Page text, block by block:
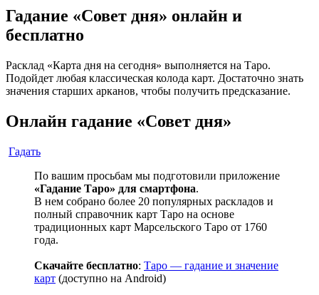
Гадание «Совет дня» онлайн и
бесплатно
Расклад «Карта дня на сегодня» выполняется на Таро.
Подойдет любая классическая колода карт. Достаточно знать
значения старших арканов, чтобы получить предсказание.
Онлайн гадание «Совет дня»
Гадать
По вашим просьбам мы подготовили приложение
«Гадание Таро» для смартфона.
В нем собрано более 20 популярных раскладов и
полный справочник карт Таро на основе
традиционных карт Марсельского Таро от 1760
года.
Скачайте бесплатно: Таро — гадание и значение
карт (доступно на Android)